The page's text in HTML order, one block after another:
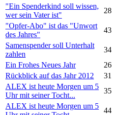
"Ein Spenderkind soll wissen,
wer sein Vater ist"
28
"Opfer-Abo" ist das "Unwort
des Jahres"
43
Samenspender soll Unterhalt
zahlen
34
Ein Frohes Neues Jahr
26
Rückblick auf das Jahr 2012
31
ALEX ist heute Morgen um 5
Uhr mit seiner Tocht...
35
ALEX ist heute Morgen um 5
44